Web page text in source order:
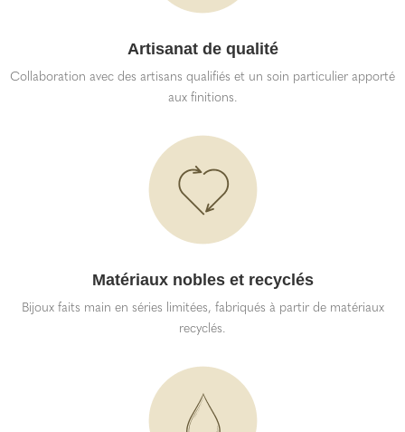
Artisanat de qualité
Collaboration avec des artisans qualifiés et un soin particulier apporté
aux finitions.
Matériaux nobles et recyclés
Bijoux faits main en séries limitées, fabriqués à partir de matériaux
recyclés.